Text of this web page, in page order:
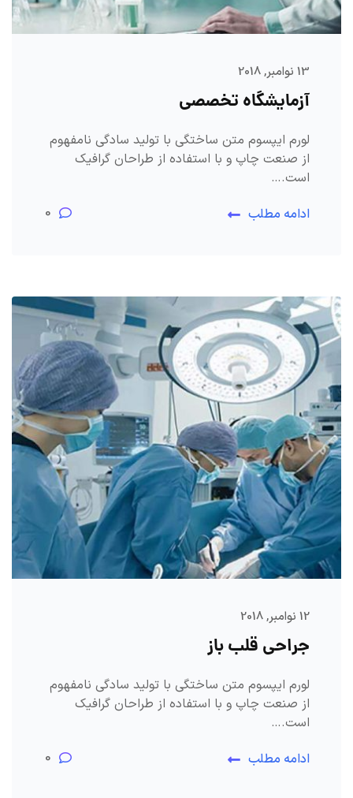
13 نوامبر, 2018
آزمایشگاه تخصصی
لورم ایپسوم متن ساختگی با تولید سادگی نامفهوم
از صنعت چاپ و با استفاده از طراحان گرافیک
است.…
ادامه مطلب
0
12 نوامبر, 2018
جراحی قلب باز
لورم ایپسوم متن ساختگی با تولید سادگی نامفهوم
از صنعت چاپ و با استفاده از طراحان گرافیک
است.…
ادامه مطلب
0